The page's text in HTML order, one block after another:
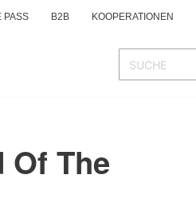
PASS B2B KOOPERATIONEN
Of The